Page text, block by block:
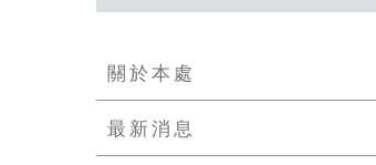
關於本處
最新消息